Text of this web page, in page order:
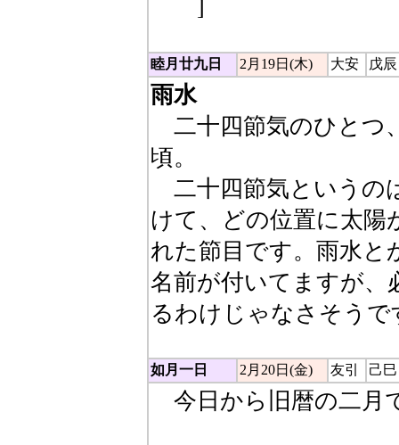
睦月廿九日 2月19日(木) 大安 戊辰
雨水
二十四節気のひとつ
頃。
二十四節気というの
けて、どの位置に太
れた節目です。雨水と
名前が付いてますが、
るわけじゃなさそうで
如月一日 2月20日(金) 友引 己巳
今日から旧暦の二月